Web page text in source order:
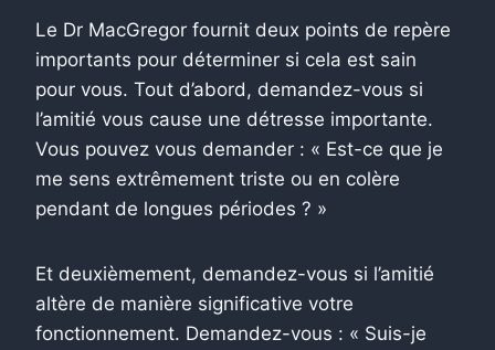
Le Dr MacGregor fournit deux points de repère
importants pour déterminer si cela est sain
pour vous. Tout d’abord, demandez-vous si
l’amitié vous cause une détresse importante.
Vous pouvez vous demander : « Est-ce que je
me sens extrêmement triste ou en colère
pendant de longues périodes ? »
Et deuxièmement, demandez-vous si l’amitié
altère de manière significative votre
fonctionnement. Demandez-vous : « Suis-je